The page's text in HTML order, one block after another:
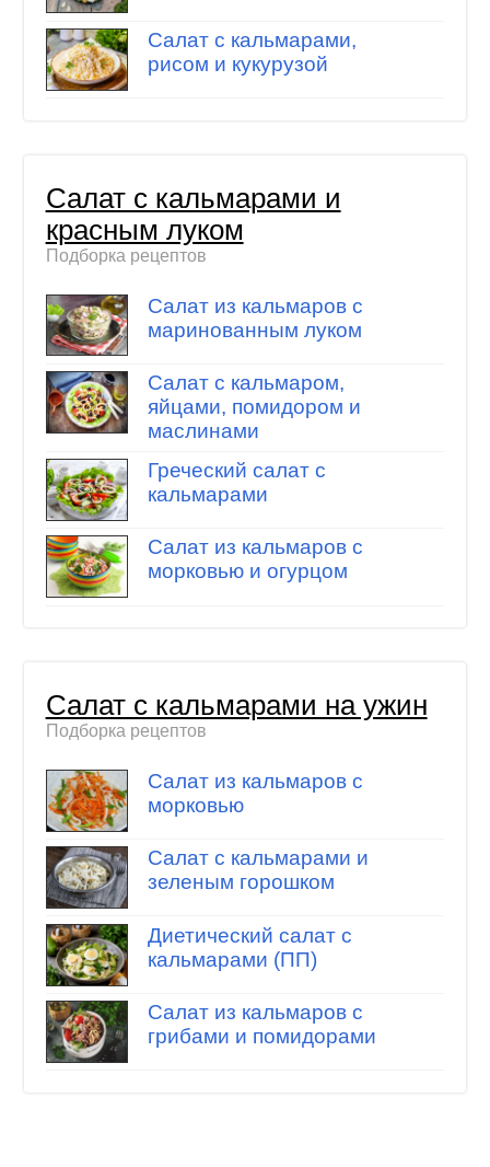
Салат с кальмарами,
рисом и кукурузой
Салат с кальмарами и
красным луком
Подборка рецептов
Салат из кальмаров с
маринованным луком
Салат с кальмаром,
яйцами, помидором и
маслинами
Греческий салат с
кальмарами
Салат из кальмаров с
морковью и огурцом
Салат с кальмарами на ужин
Подборка рецептов
Салат из кальмаров с
морковью
Салат с кальмарами и
зеленым горошком
Диетический салат с
кальмарами (ПП)
Салат из кальмаров с
грибами и помидорами